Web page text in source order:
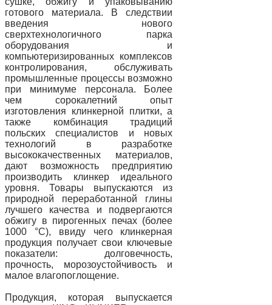
готового материала. В следствии
введения нового
сверхтехнологичного парка
оборудования и
компьютеризированных комплексов
контролирования, обслуживать
промышленные процессы возможно
при минимуме персонала. Более
чем сорокалетний опыт
изготовления клинкерной плитки, а
также комбинация традиций
польских специалистов и новых
технологий в разработке
высококачественных материалов,
дают возможность предприятию
производить клинкер идеального
уровня. Товары выпускаются из
природной переработанной глины
лучшего качества и подвергаются
обжигу в пирогенных печах (более
1000 °C), ввиду чего клинкерная
продукция получает свои ключевые
показатели: долговечность,
прочность, морозоустойчивость и
малое влагопоглощение.
Продукция, которая выпускается